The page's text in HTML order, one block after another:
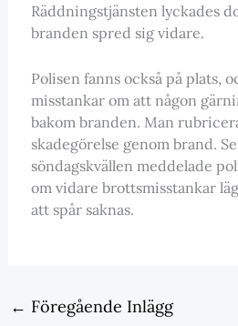
Räddningstjänsten lyckades
branden spred sig vidare.
Polisen fanns också på plats,
misstankar om att någon
bakom branden. Man
skadegörelse genom brand.
söndagskvällen meddelade
om vidare brottsmisstankar
att spår saknas.
← Föregående Inlägg